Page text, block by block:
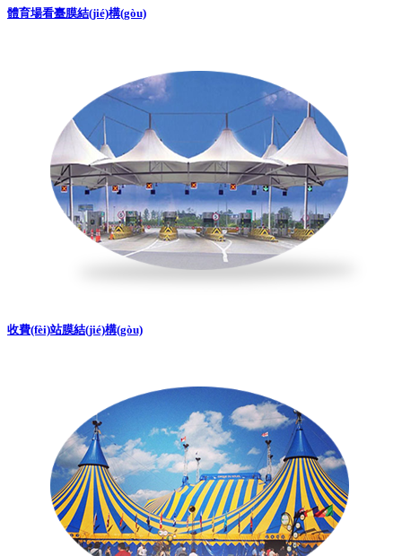
體育場看臺膜結(jié)構(gòu)
收費(fèi)站膜結(jié)構(gòu)